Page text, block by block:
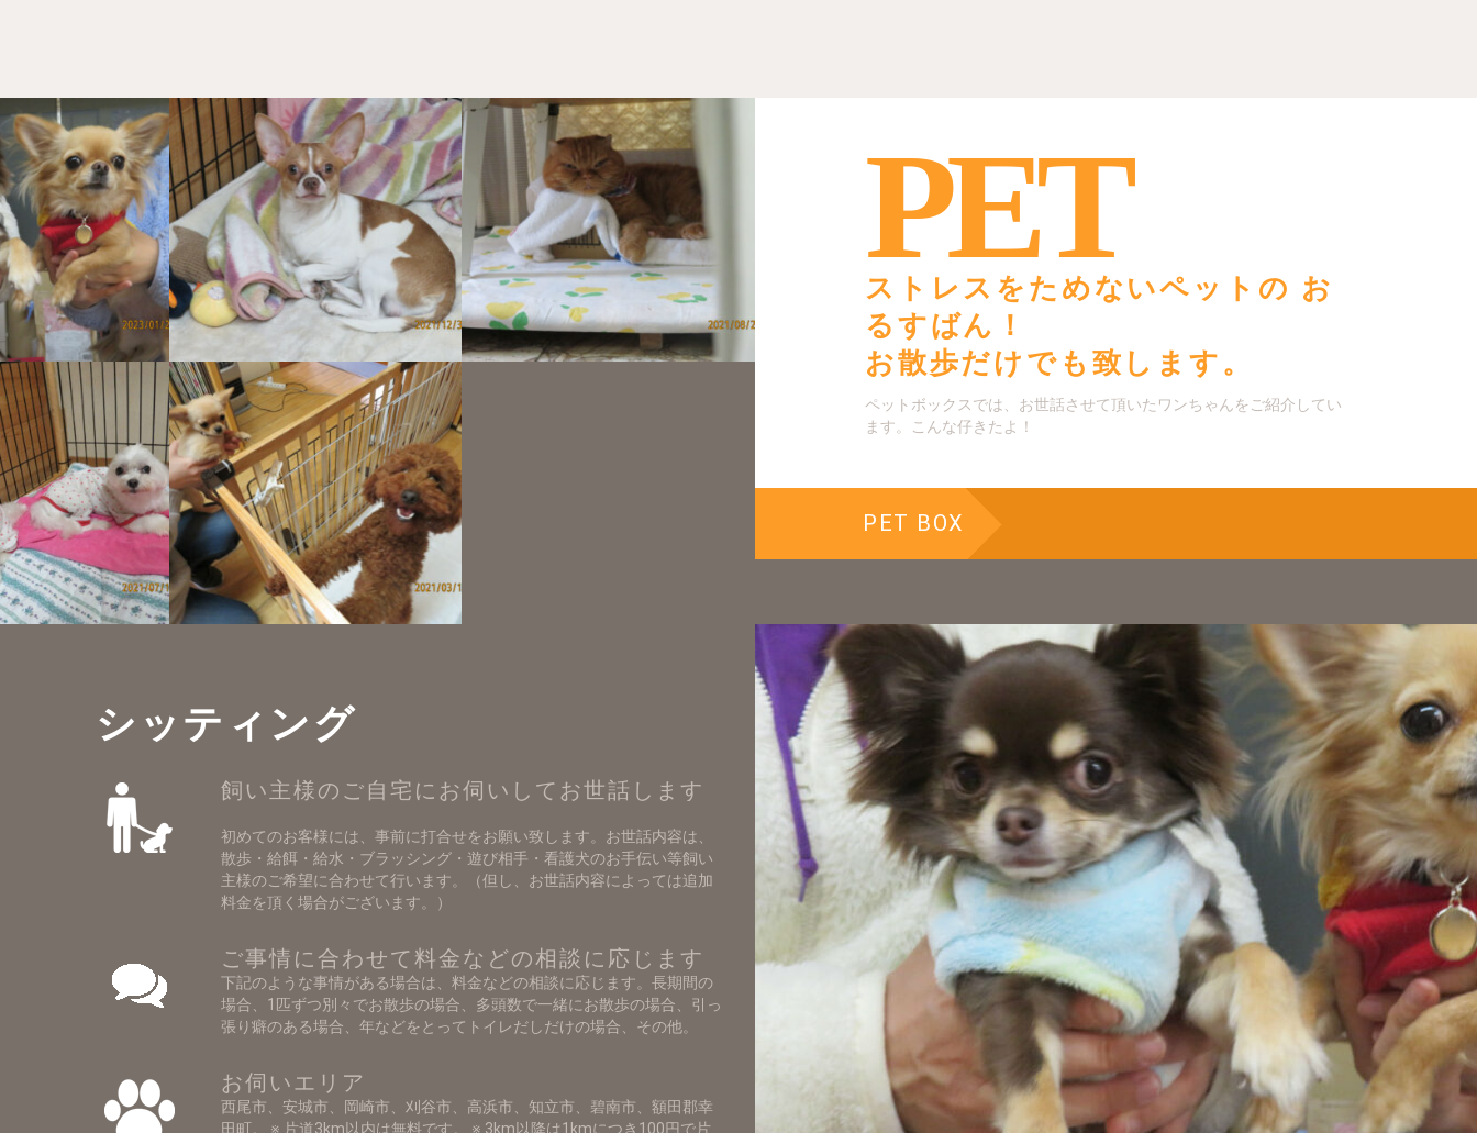
PET
ストレスをためないペットの お
るすばん！
お散歩だけでも致します。
ペットボックスでは、お世話させて頂いたワンちゃんをご紹介してい
ます。こんな仔きたよ！
PET BOX
シッティング
飼い主様のご自宅にお伺いしてお世話します
初めてのお客様には、事前に打合せをお願い致します。お世話内容は、
散歩・給餌・給水・ブラッシング・遊び相手・看護犬のお手伝い等飼い
主様のご希望に合わせて行います。（但し、お世話内容によっては追加
料金を頂く場合がございます。）
ご事情に合わせて料金などの相談に応じます
下記のような事情がある場合は、料金などの相談に応じます。長期間の
場合、1匹ずつ別々でお散歩の場合、多頭数で一緒にお散歩の場合、引っ
張り癖のある場合、年などをとってトイレだしだけの場合、その他。
お伺いエリア
西尾市、安城市、岡崎市、刈谷市、高浜市、知立市、碧南市、額田郡幸
田町。 ※ 片道3km以内は無料です。 ※ 3km以降は1kmにつき100円で片